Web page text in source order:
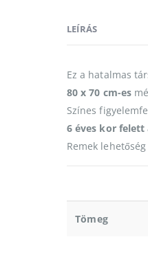
LEÍRÁS
Ez a hatalmas
80 x 70 cm-es
Színes
6 éves kor
Remek
Tömeg